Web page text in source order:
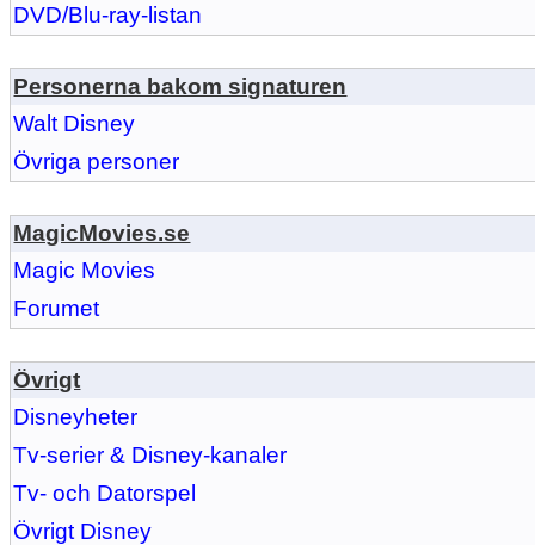
DVD/Blu-ray-listan
Personerna bakom signaturen
Walt Disney
Övriga personer
MagicMovies.se
Magic Movies
Forumet
Övrigt
Disneyheter
Tv-serier & Disney-kanaler
Tv- och Datorspel
Övrigt Disney